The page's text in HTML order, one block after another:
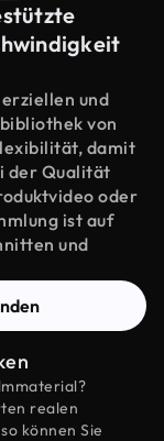
und
von
damit
der Qualität
oder
ist auf
und
realen
können Sie